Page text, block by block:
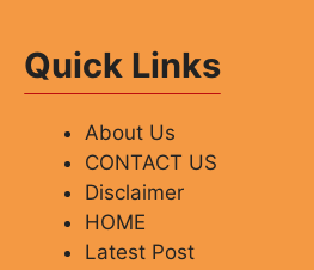
Quick Links
About Us
CONTACT US
Disclaimer
HOME
Latest Post